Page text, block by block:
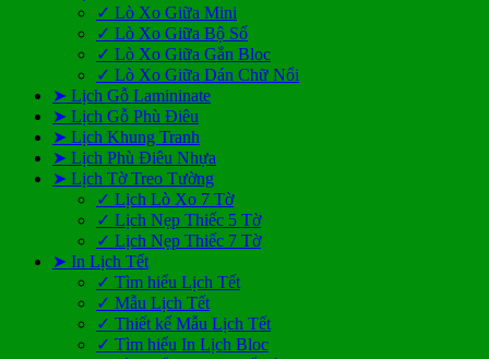
✓ Lò Xo Giữa Mini
✓ Lò Xo Giữa Bộ Số
✓ Lò Xo Giữa Gắn Bloc
✓ Lò Xo Giữa Dán Chữ Nổi
➤ Lịch Gỗ Lamininate
➤ Lịch Gỗ Phù Điêu
➤ Lịch Khung Tranh
➤ Lịch Phù Điêu Nhựa
➤ Lịch Tờ Treo Tường
✓ Lịch Lò Xo 7 Tờ
✓ Lịch Nẹp Thiếc 5 Tờ
✓ Lịch Nẹp Thiếc 7 Tờ
➤ In Lịch Tết
✓ Tìm hiểu Lịch Tết
✓ Mẫu Lịch Tết
✓ Thiết kế Mẫu Lịch Tết
✓ Tìm hiểu In Lịch Bloc